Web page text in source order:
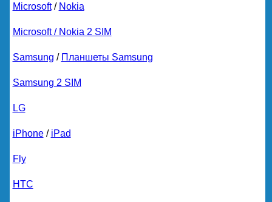
Microsoft/ Nokia
Microsoft / Nokia 2 SIM
Samsung / Планшеты Samsung
Samsung 2 SIM
LG
iPhone/ iPad
Fly
HTC